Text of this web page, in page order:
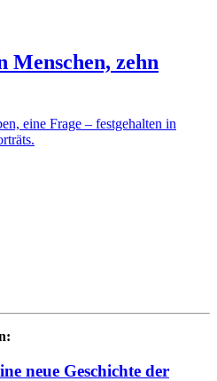
Menschen, zehn
eine Frage – festgehalten in
neue Geschichte der